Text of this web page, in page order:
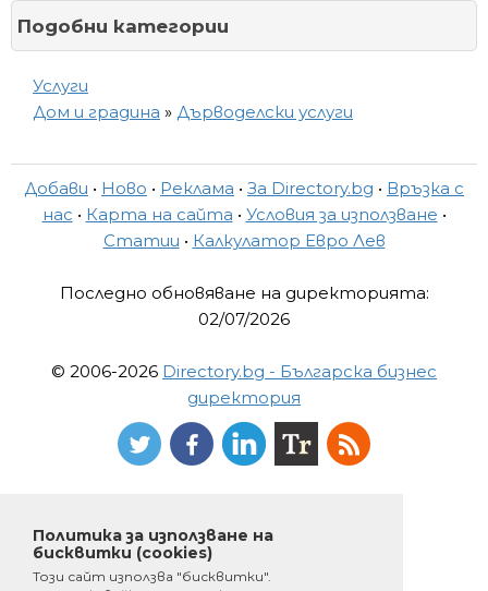
Подобни категории
Услуги
Дом и градина » Дърводелски услуги
Добави • Ново • Реклама • За Directory.bg • Връзка с
нас • Карта на сайта • Условия за използване •
Статии • Калкулатор Евро Лев
Последно обновяване на директорията:
02/07/2026
© 2006-2026 Directory.bg - Българска бизнес
директория
Политика за използване на
бисквитки (cookies)
Този сайт използва "бисквитки".